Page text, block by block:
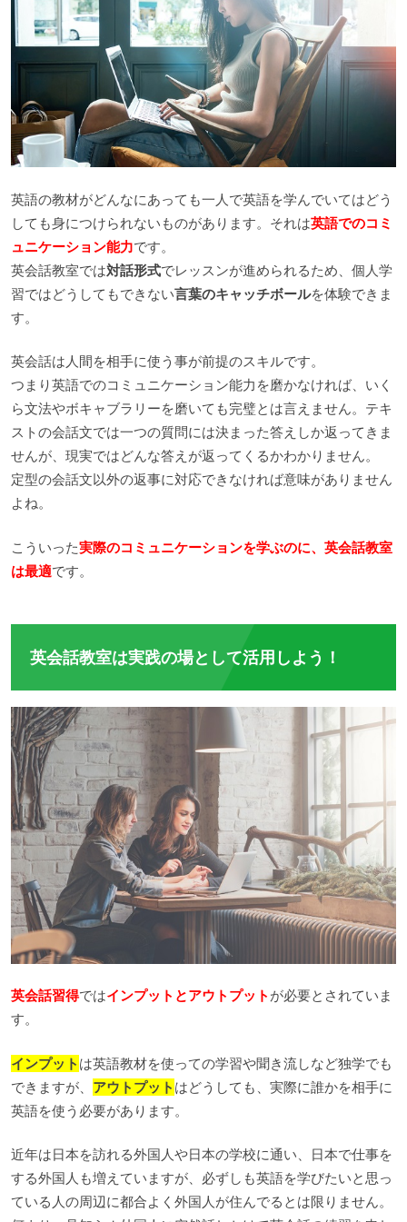
英語の教材がどんなにあっても一人で英語を学んでいてはどう
しても身につけられないものがあります。それは英語でのコミ
ュニケーション能力です。
英会話教室では対話形式でレッスンが進められるため、個人学
習ではどうしてもできない言葉のキャッチボールを体験できま
す。
英会話は人間を相手に使う事が前提のスキルです。
つまり英語でのコミュニケーション能力を磨かなければ、いく
ら文法やボキャブラリーを磨いても完璧とは言えません。テキ
ストの会話文では一つの質問には決まった答えしか返ってきま
せんが、現実ではどんな答えが返ってくるかわかりません。
定型の会話文以外の返事に対応できなければ意味がありません
よね。
こういった実際のコミュニケーションを学ぶのに、英会話教室
は最適です。
英会話教室は実践の場として活用しよう！
英会話習得ではインプットとアウトプット が必要とされていま
す。
インプット は英語教材を使っての学習や聞き流しなど独学でも
できますが、 アウトプット はどうしても、実際に誰かを相手に
英語を使う必要があります。
近年は日本を訪れる外国人や日本の学校に通い、日本で仕事を
する外国人も増えていますが、必ずしも英語を学びたいと思っ
ている人の周辺に都合よく外国人が住んでるとは限りません。